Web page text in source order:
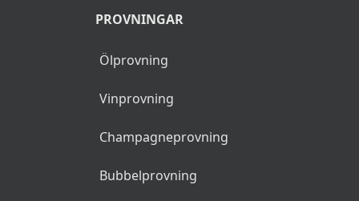
PROVNINGAR
Ölprovning
Vinprovning
Champagneprovning
Bubbelprovning